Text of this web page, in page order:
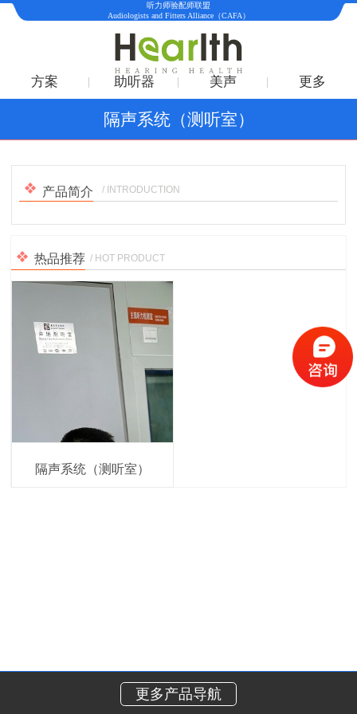
听力师验配师联盟
Audiologists and Fitters Alliance（CAFA）
方案 助听器 美声 更多
隔声系统（测听室）
1/1
产品简介 / INTRODUCTION
热品推荐 / HOT PRODUCT
隔声系统（测听室）
更多产品导航